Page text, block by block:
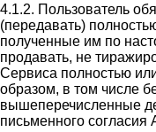
4.1.2. Пользователь
(передавать)
полученные им по
продавать, не
Сервиса полностью
образом, в том числе
вышеперечисленные
письменного